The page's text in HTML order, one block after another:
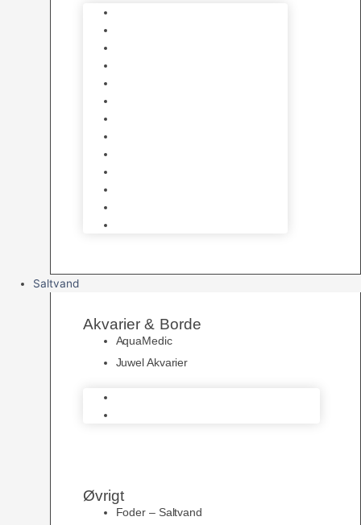
Saltvand
Akvarier & Borde
AquaMedic
Juwel Akvarier
Øvrigt
Foder – Saltvand